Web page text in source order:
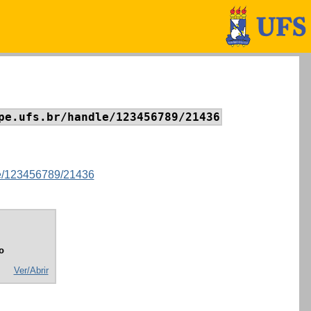
handle/123456789/21436
123456789/21436
Ver/Abrir